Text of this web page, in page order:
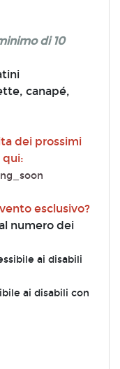
di 10
canapé,
dei prossimi
qui:
esclusivo?
numero dei
ai disabili
ai disabili con